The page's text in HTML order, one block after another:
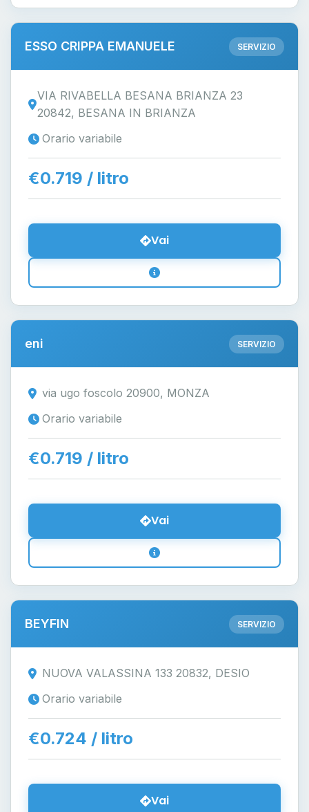
ESSO CRIPPA EMANUELE SERVIZIO
VIA RIVABELLA BESANA BRIANZA 23
20842, BESANA IN BRIANZA
Orario variabile
€0.719 / litro
Vai
eni SERVIZIO
via ugo foscolo 20900, MONZA
Orario variabile
€0.719 / litro
Vai
BEYFIN SERVIZIO
NUOVA VALASSINA 133 20832, DESIO
Orario variabile
€0.724 / litro
Vai